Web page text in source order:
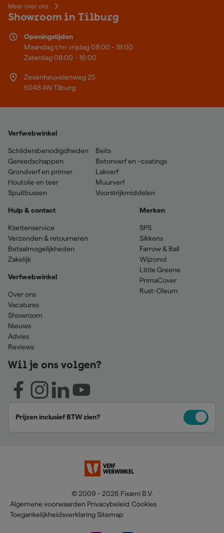
Meer over ons
Showroom in Tilburg
Openingstijden
Maandag t/m vrijdag 08:00 - 18:00
Zaterdag 08:00 - 16:00
Zevenheuvelenweg 25
5048 AN Tilburg
Verfwebwinkel
Schildersbenodigdheden
Gereedschappen
Grondverf en primer
Houtolie en teer
Spuitbussen
Beits
Betonverf en -coatings
Lakverf
Muurverf
Voorstrijkmiddelen
Hulp & contact
Klantenservice
Verzenden & retourneren
Betaalmogelijkheden
Zakelijk
Verfwebwinkel
Over ons
Vacatures
Showroom
Nieuws
Advies
Reviews
Merken
SPS
Sikkens
Farrow & Ball
Wijzonol
Little Greene
PrimaCover
Rust-Oleum
Wil je ons volgen?
Prijzen inclusief BTW zien?
© 2009 - 2026 Fixami B.V.
Algemene voorwaarden Privacybeleid Cookies
Toegankelijkheidsverklaring Sitemap